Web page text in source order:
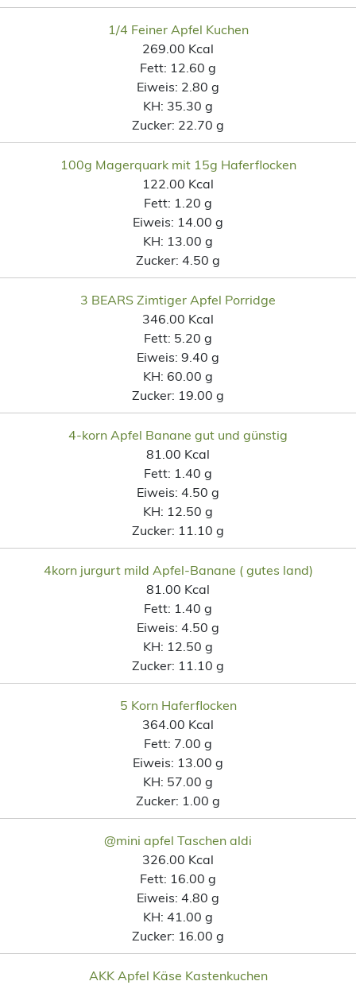
1/4 Feiner Apfel Kuchen
269.00 Kcal
Fett: 12.60 g
Eiweis: 2.80 g
KH: 35.30 g
Zucker: 22.70 g
100g Magerquark mit 15g Haferflocken
122.00 Kcal
Fett: 1.20 g
Eiweis: 14.00 g
KH: 13.00 g
Zucker: 4.50 g
3 BEARS Zimtiger Apfel Porridge
346.00 Kcal
Fett: 5.20 g
Eiweis: 9.40 g
KH: 60.00 g
Zucker: 19.00 g
4-korn Apfel Banane gut und günstig
81.00 Kcal
Fett: 1.40 g
Eiweis: 4.50 g
KH: 12.50 g
Zucker: 11.10 g
4korn jurgurt mild Apfel-Banane ( gutes land)
81.00 Kcal
Fett: 1.40 g
Eiweis: 4.50 g
KH: 12.50 g
Zucker: 11.10 g
5 Korn Haferflocken
364.00 Kcal
Fett: 7.00 g
Eiweis: 13.00 g
KH: 57.00 g
Zucker: 1.00 g
@mini apfel Taschen aldi
326.00 Kcal
Fett: 16.00 g
Eiweis: 4.80 g
KH: 41.00 g
Zucker: 16.00 g
AKK Apfel Käse Kastenkuchen